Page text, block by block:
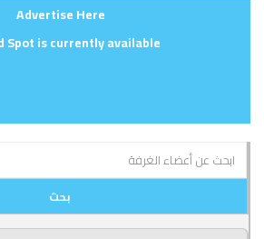
Advertise Here
Spot is currently available